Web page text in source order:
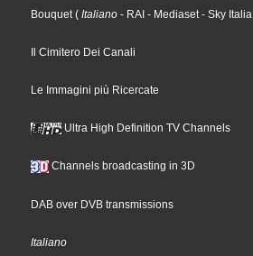
Bouquet( Italiano - RAI - Mediaset- Sky Italia
Il Cimitero Dei Canali
Le Immagini più Ricercate
Ultra High Definition TV Channels
Channels broadcasting in 3D
DAB over DVB transmissions
Italiano